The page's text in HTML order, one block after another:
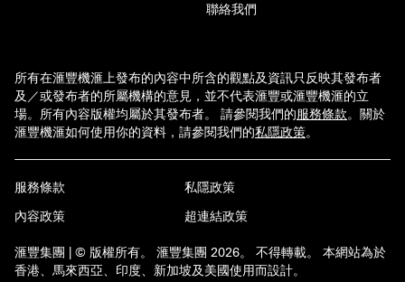
聯絡我們
所有在滙豐機滙上發布的內容中所含的觀點及資訊只反映其發布者
及／或發布者的所屬機構的意見，並不代表滙豐或滙豐機滙的立
場。所有內容版權均屬於其發布者。 請參閱我們的服務條款。 關於
滙豐機滙如何使用你的資料，請參閱我們的私隱政策。
服務條款
私隱政策
內容政策
超連結政策
滙豐集團 | © 版權所有。 滙豐集團 2026。 不得轉載。 本網站為於
香港、馬來西亞、印度、新加坡及美國使用而設計。